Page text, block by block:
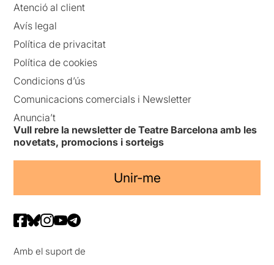
Atenció al client
Avís legal
Política de privacitat
Política de cookies
Condicions d’ús
Comunicacions comercials i Newsletter
Anuncia’t
Vull rebre la newsletter de Teatre Barcelona amb les
novetats, promocions i sorteigs
Unir-me
Amb el suport de